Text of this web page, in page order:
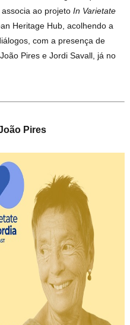
associa ao projetoIn Varietate
Heritage Hub, acolhendo a
com a presença de
Pires e Jordi Savall, já no
Pires